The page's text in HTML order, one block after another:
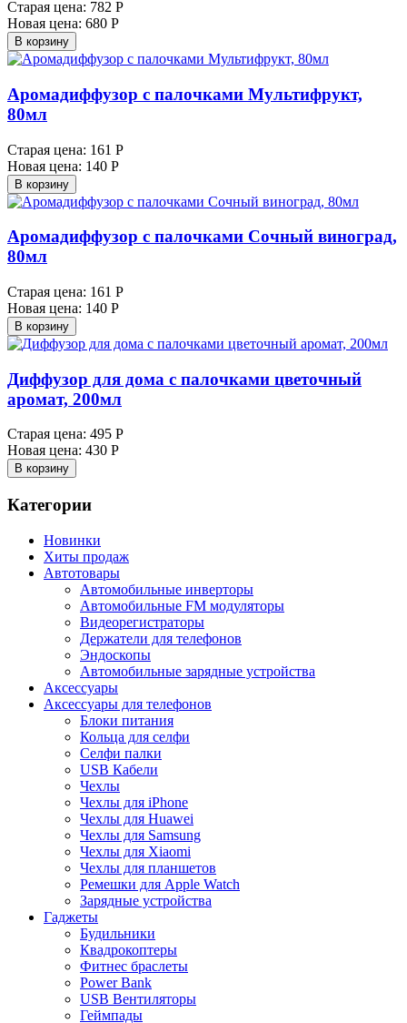
Старая цена: 782 Р
Новая цена: 680 Р
В корзину
Аромадиффузор с палочками Мультифрукт,
80мл
Старая цена: 161 Р
Новая цена: 140 Р
В корзину
Аромадиффузор с палочками Сочный виноград,
80мл
Старая цена: 161 Р
Новая цена: 140 Р
В корзину
Диффузор для дома с палочками цветочный
аромат, 200мл
Старая цена: 495 Р
Новая цена: 430 Р
В корзину
Категории
Новинки
Хиты продаж
Автотовары
Автомобильные инверторы
Автомобильные FM модуляторы
Видеорегистраторы
Держатели для телефонов
Эндоскопы
Автомобильные зарядные устройства
Аксессуары
Аксессуары для телефонов
Блоки питания
Кольца для селфи
Селфи палки
USB Кабели
Чехлы
Чехлы для iPhone
Чехлы для Huawei
Чехлы для Samsung
Чехлы для Xiaomi
Чехлы для планшетов
Ремешки для Apple Watch
Зарядные устройства
Гаджеты
Будильники
Квадрокоптеры
Фитнес браслеты
Power Bank
USB Вентиляторы
Геймпады